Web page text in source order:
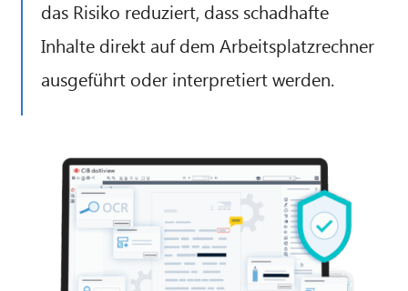
das Risiko reduziert, dass schadhafte
Inhalte direkt auf dem Arbeitsplatzrechner
ausgeführt oder interpretiert werden.